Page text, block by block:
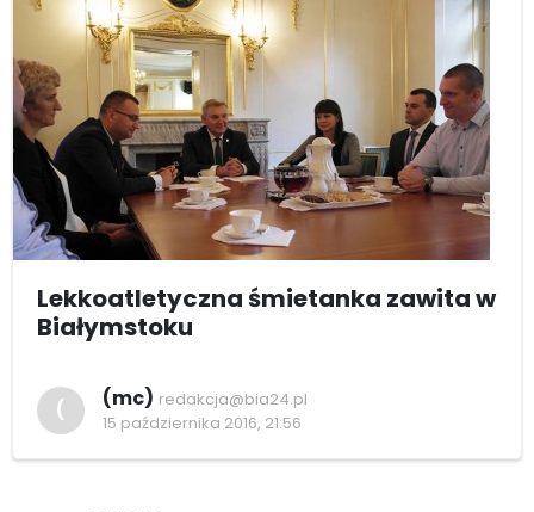
Lekkoatletyczna śmietanka zawita w
Białymstoku
( (mc) redakcja@bia24.pl
15 października 2016, 21:56